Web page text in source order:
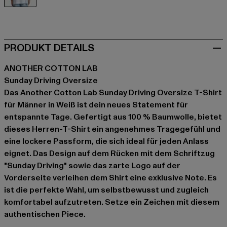
PRODUKT DETAILS
ANOTHER COTTON LAB
Sunday Driving Oversize
Das Another Cotton Lab Sunday Driving Oversize T-Shirt
für Männer in Weiß ist dein neues Statement für
entspannte Tage. Gefertigt aus 100 % Baumwolle, bietet
dieses Herren-T-Shirt ein angenehmes Tragegefühl und
eine lockere Passform, die sich ideal für jeden Anlass
eignet. Das Design auf dem Rücken mit dem Schriftzug
"Sunday Driving" sowie das zarte Logo auf der
Vorderseite verleihen dem Shirt eine exklusive Note. Es
ist die perfekte Wahl, um selbstbewusst und zugleich
komfortabel aufzutreten. Setze ein Zeichen mit diesem
authentischen Piece.